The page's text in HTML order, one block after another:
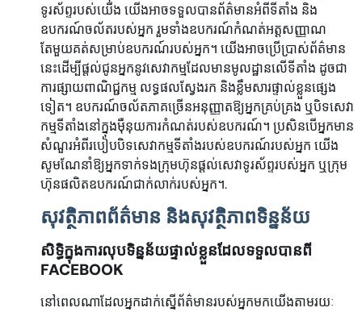
ទូរស័ព្ទរបស់យើង យើងអាចទទួលបានព័ត៌មានអំពីទីតាំង និង
ឧបករណ៍ចល័តរបស់អ្នក រួមទាំងឧបករណ៍កំណត់អត្តសញ្ញាណ
តែមួយគត់សម្រាប់ឧបករណ៍របស់អ្នក។ យើងអាចប្រើប្រាស់ព័ត៌មាន
នេះដើម្បីផ្តល់ជូនអ្នកនូវសេវាកម្មដែលមានមូលដ្ឋានលើទីតាំង ដូចជា
ការផ្សាយពាណិជ្ជកម្ម លទ្ធផលស្វែងរក និងខ្លឹមសារផ្ទាល់ខ្លួនផ្សេង
ទៀត។ ឧបករណ៍ចល័តភាគច្រើនអនុញ្ញាតឱ្យអ្នកគ្រប់គ្រង ឬបិទសេវា
កម្មទីតាំងនៅក្នុងម៉ឺនុយការកំណត់របស់ឧបករណ៍។ ប្រសិនបើអ្នកមាន
សំណួរអំពីរបៀបបិទសេវាកម្មទីតាំងរបស់ឧបករណ៍របស់អ្នក យើង
សូមណែនាំឱ្យអ្នកទាក់ទងក្រុមហ៊ុនផ្តល់សេវាទូរស័ព្ទរបស់អ្នក ឬក្រុម
ហ៊ុនផលិតឧបករណ៍ជាក់លាក់របស់អ្នក។.
សុវត្ថិភាពព័ត៌មាន និងសុវត្ថិភាពទិន្នន័យ
សិទ្ធិក្នុងការលុបទិន្នន័យផ្ទាល់ខ្លួនដែលទទួលបានពី
FACEBOOK
នៅពេលណាដែលអ្នកដាក់ស្នើព័ត៌មានរបស់អ្នកមកយើងតាមរយៈ